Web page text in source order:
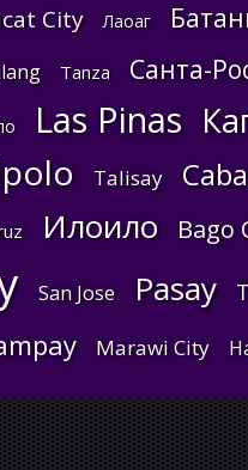
City Лаоаг
Tanza Санта-
Las Pinas
Talisay
Илоило Bago
San Jose Pasay
Marawi City